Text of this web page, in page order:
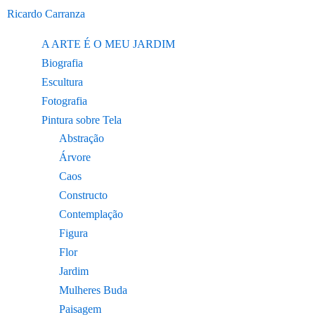
conteúdo
Ricardo Carranza
A ARTE É O MEU JARDIM
Biografia
Escultura
Fotografia
Pintura sobre Tela
Abstração
Árvore
Caos
Constructo
Contemplação
Figura
Flor
Jardim
Mulheres Buda
Paisagem